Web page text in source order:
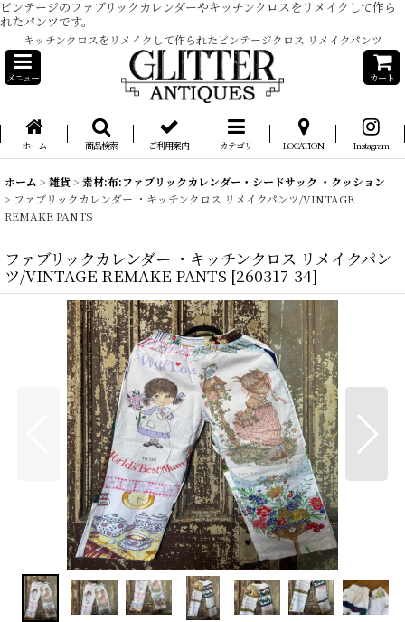
ビンテージのファブリックカレンダーやキッチンクロスをリメイクして作ら
れたパンツです。
キッチンクロスをリメイクして作られたビンテージクロス リメイクパンツ
メニュー カート
ホーム 商品検索 ご利用案内 カテゴリ LOCATION Instagram
ホーム > 雑貨> 素材:布:ファブリックカレンダー・シードサック ・クッション
> ファブリックカレンダー ・キッチンクロス リメイクパンツ/VINTAGE
REMAKE PANTS
ファブリックカレンダー ・キッチンクロス リメイクパン
ツ/VINTAGE REMAKE PANTS [260317-34]